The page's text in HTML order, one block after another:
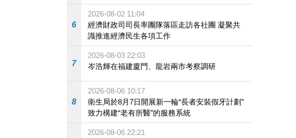
施
6
2026-08-02 11:04
經濟財政司司長率團隊落區走訪各社團 凝聚共
識推進經濟民生各項工作
7
2026-08-03 22:03
岑浩輝在福建廈門、龍岩兩市考察調研
8
2026-08-06 10:17
衛生局於8月7日開展新一輪“長者安裝假牙計劃”
致力構建“老有所醫”的服務系統
2026-08-06 22:21